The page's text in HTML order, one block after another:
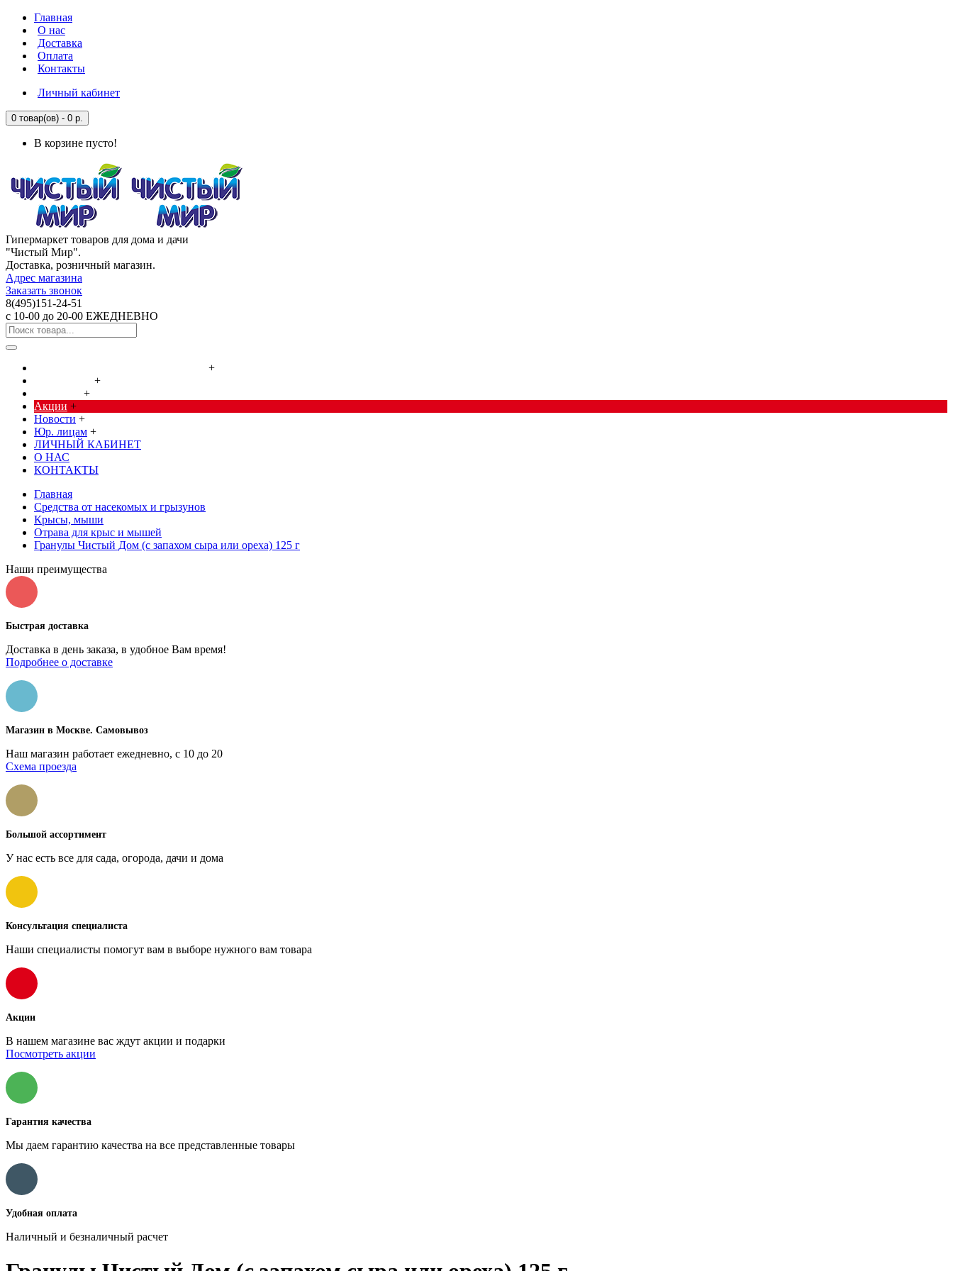
Главная
О нас
Доставка
Оплата
Контакты
Личный кабинет
0 товар(ов) - 0 р.
В корзине пусто!
Гипермаркет товаров для дома и дачи
"Чистый Мир".
Доставка, розничный магазин.
Адрес магазина
Заказать звонок
8(495)151-24-51
с 10-00 до 20-00 ЕЖЕДНЕВНО
+
+
+
Акции +
Новости +
Юр. лицам +
ЛИЧНЫЙ КАБИНЕТ
О НАС
КОНТАКТЫ
Главная
Cредства от насекомых и грызунов
Крысы, мыши
Отрава для крыс и мышей
Гранулы Чистый Дом (с запахом сыра или ореха) 125 г
Наши преимущества
Быстрая доставка
Доставка в день заказа, в удобное Вам время!
Подробнее о доставке
Магазин в Москве. Самовывоз
Наш магазин работает ежедневно, с 10 до 20
Схема проезда
Большой ассортимент
У нас есть все для сада, огорода, дачи и дома
Консультация специалиста
Наши специалисты помогут вам в выборе нужного вам товара
Акции
В нашем магазине вас ждут акции и подарки
Посмотреть акции
Гарантия качества
Мы даем гарантию качества на все представленные товары
Удобная оплата
Наличный и безналичный расчет